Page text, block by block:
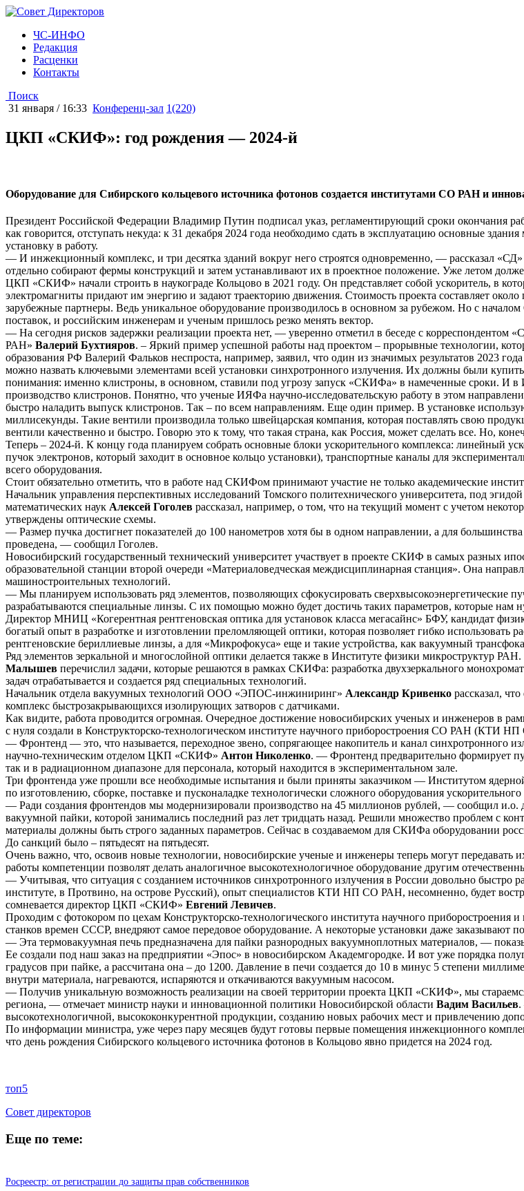
ЧС-ИНФО
Редакция
Расценки
Контакты
Поиск
31 января / 16:33 Конференц-зал 1(220)
ЦКП «СКИФ»: год рождения — 2024-й
Оборудование для Сибирского кольцевого источника фотонов создается институтами СО РАН и
Президент Российской Федерации Владимир Путин подписал указ, регламентирующий сроки окончания
как говорится, отступать некуда: к 31 декабря 2024 года необходимо сдать в эксплуатацию основные
установку в работу.
— И инжекционный комплекс, и три десятка зданий вокруг него строятся одновременно, — рассказал
отдельно собирают фермы конструкций и затем устанавливают их в проектное положение. Уже летом
ЦКП «СКИФ» начали строить в наукограде Кольцово в 2021 году. Он представляет собой ускоритель, в
электромагниты придают им энергию и задают траекторию движения. Стоимость проекта составляет
зарубежные партнеры. Ведь уникальное оборудование производилось в основном за рубежом. Но с
поставок, и российским инженерам и ученым пришлось резко менять вектор.
— На сегодня рисков задержки реализации проекта нет, — уверенно отметил в беседе с корреспондентом
РАН» Валерий Бухтияров. – Яркий пример успешной работы над проектом – прорывные технологии,
образования РФ Валерий Фальков неспроста, например, заявил, что один из значимых результатов 2023
можно назвать ключевыми элементами всей установки синхротронного излучения. Их должны были
понимания: именно клистроны, в основном, ставили под угрозу запуск «СКИФа» в намеченные сроки. И в
производство клистронов. Понятно, что ученые ИЯФа научно-исследовательскую работу в этом
быстро наладить выпуск клистронов. Так – по всем направлениям. Еще один пример. В установке
миллисекунды. Такие вентили производила только швейцарская компания, которая поставлять свою
вентили качественно и быстро. Говорю это к тому, что такая страна, как Россия, может сделать все. Но,
Теперь – 2024-й. К концу года планируем собрать основные блоки ускорительного комплекса: линейный
пучок электронов, который заходит в основное кольцо установки), транспортные каналы для
всего оборудования.
Стоит обязательно отметить, что в работе над СКИФом принимают участие не только академические
Начальник управления перспективных исследований Томского политехнического университета, под
математических наук Алексей Гоголев рассказал, например, о том, что на текущий момент с учетом
утверждены оптические схемы.
— Размер пучка достигнет показателей до 100 нанометров хотя бы в одном направлении, а для
проведена, — сообщил Гоголев.
Новосибирский государственный технический университет участвует в проекте СКИФ в самых разных
образовательной станции второй очереди «Материаловедческая междисциплинарная станция». Она
машиностроительных технологий.
— Мы планируем использовать ряд элементов, позволяющих сфокусировать сверхвысокоэнергетические
разрабатываются специальные линзы. С их помощью можно будет достичь таких параметров, которые
Директор МНИЦ «Когерентная рентгеновская оптика для установок класса мегасайнс» БФУ, кандидат
богатый опыт в разработке и изготовлении преломляющей оптики, которая позволяет гибко
рентгеновские бериллиевые линзы, а для «Микрофокуса» еще и такие устройства, как вакуумный
Ряд элементов зеркальной и многослойной оптики делается также в Институте физики микроструктур
Малышев перечислил задачи, которые решаются в рамках СКИФа: разработка двухзеркального
задач отрабатывается и создается ряд специальных технологий.
Начальник отдела вакуумных технологий ООО «ЭПОС-инжиниринг» Александр Кривенко рассказал,
комплекс быстрозакрывающихся изолирующих затворов с датчиками.
Как видите, работа проводится огромная. Очередное достижение новосибирских ученых и инженеров в
с нуля создали в Конструкторско-технологическом институте научного приборостроения СО РАН (КТИ
— Фронтенд — это, что называется, переходное звено, сопрягающее накопитель и канал синхротронного
научно-техническим отделом ЦКП «СКИФ» Антон Николенко. — Фронтенд предварительно формирует
так и в радиационном диапазоне для персонала, который находится в экспериментальном зале.
Три фронтенда уже прошли все необходимые испытания и были приняты заказчиком — Институтом
по изготовлению, сборке, поставке и пусконаладке технологически сложного оборудования
— Ради создания фронтендов мы модернизировали производство на 45 миллионов рублей, — сообщил
вакуумной пайки, которой занимались последний раз лет тридцать назад. Решили множество проблем с
материалы должны быть строго заданных параметров. Сейчас в создаваемом для СКИФа оборудовании
До санкций было – пятьдесят на пятьдесят.
Очень важно, что, освоив новые технологии, новосибирские ученые и инженеры теперь могут
работы компетенции позволят делать аналогичное высокотехнологичное оборудование другим
— Учитывая, что ситуация с созданием источников синхротронного излучения в России довольно быстро
институте, в Протвино, на острове Русский), опыт специалистов КТИ НП СО РАН, несомненно, будет
сомневается директор ЦКП «СКИФ» Евгений Левичев.
Проходим с фотокором по цехам Конструкторско-технологического института научного
станков времен СССР, внедряют самое передовое оборудование. А некоторые установки даже заказывают
— Эта термовакуумная печь предназначена для пайки разнородных вакуумноплотных материалов, —
Ее создали под наш заказ на предприятии «Эпос» в новосибирском Академгородке. И вот уже порядка
градусов при пайке, а рассчитана она – до 1200. Давление в печи создается до 10 в минус 5 степени
внутри материала, нагреваются, испаряются и откачиваются вакуумным насосом.
— Получив уникальную возможность реализации на своей территории проекта ЦКП «СКИФ», мы
региона, — отмечает министр науки и инновационной политики Новосибирской области Вадим Васильев.
высокотехнологичной, высококонкурентной продукции, созданию новых рабочих мест и привлечению
По информации министра, уже через пару месяцев будут готовы первые помещения инжекционного
что день рождения Сибирского кольцевого источника фотонов в Кольцово явно придется на 2024 год.
топ5
Cовет директоров
Еще по теме:
Росреестр: от регистрации до защиты прав собственников